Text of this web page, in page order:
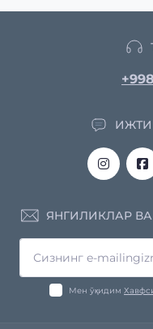
ЯНГИЛИКЛАР
Мен ўқидим